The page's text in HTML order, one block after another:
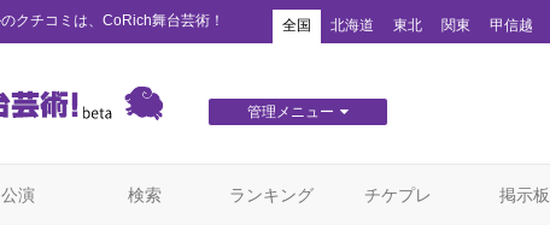
クチコミは、CoRich舞台芸術！ 全国 北海道 東北 関東 甲信越
管理メニュー
公演 検索 ランキング チケプレ 掲示板